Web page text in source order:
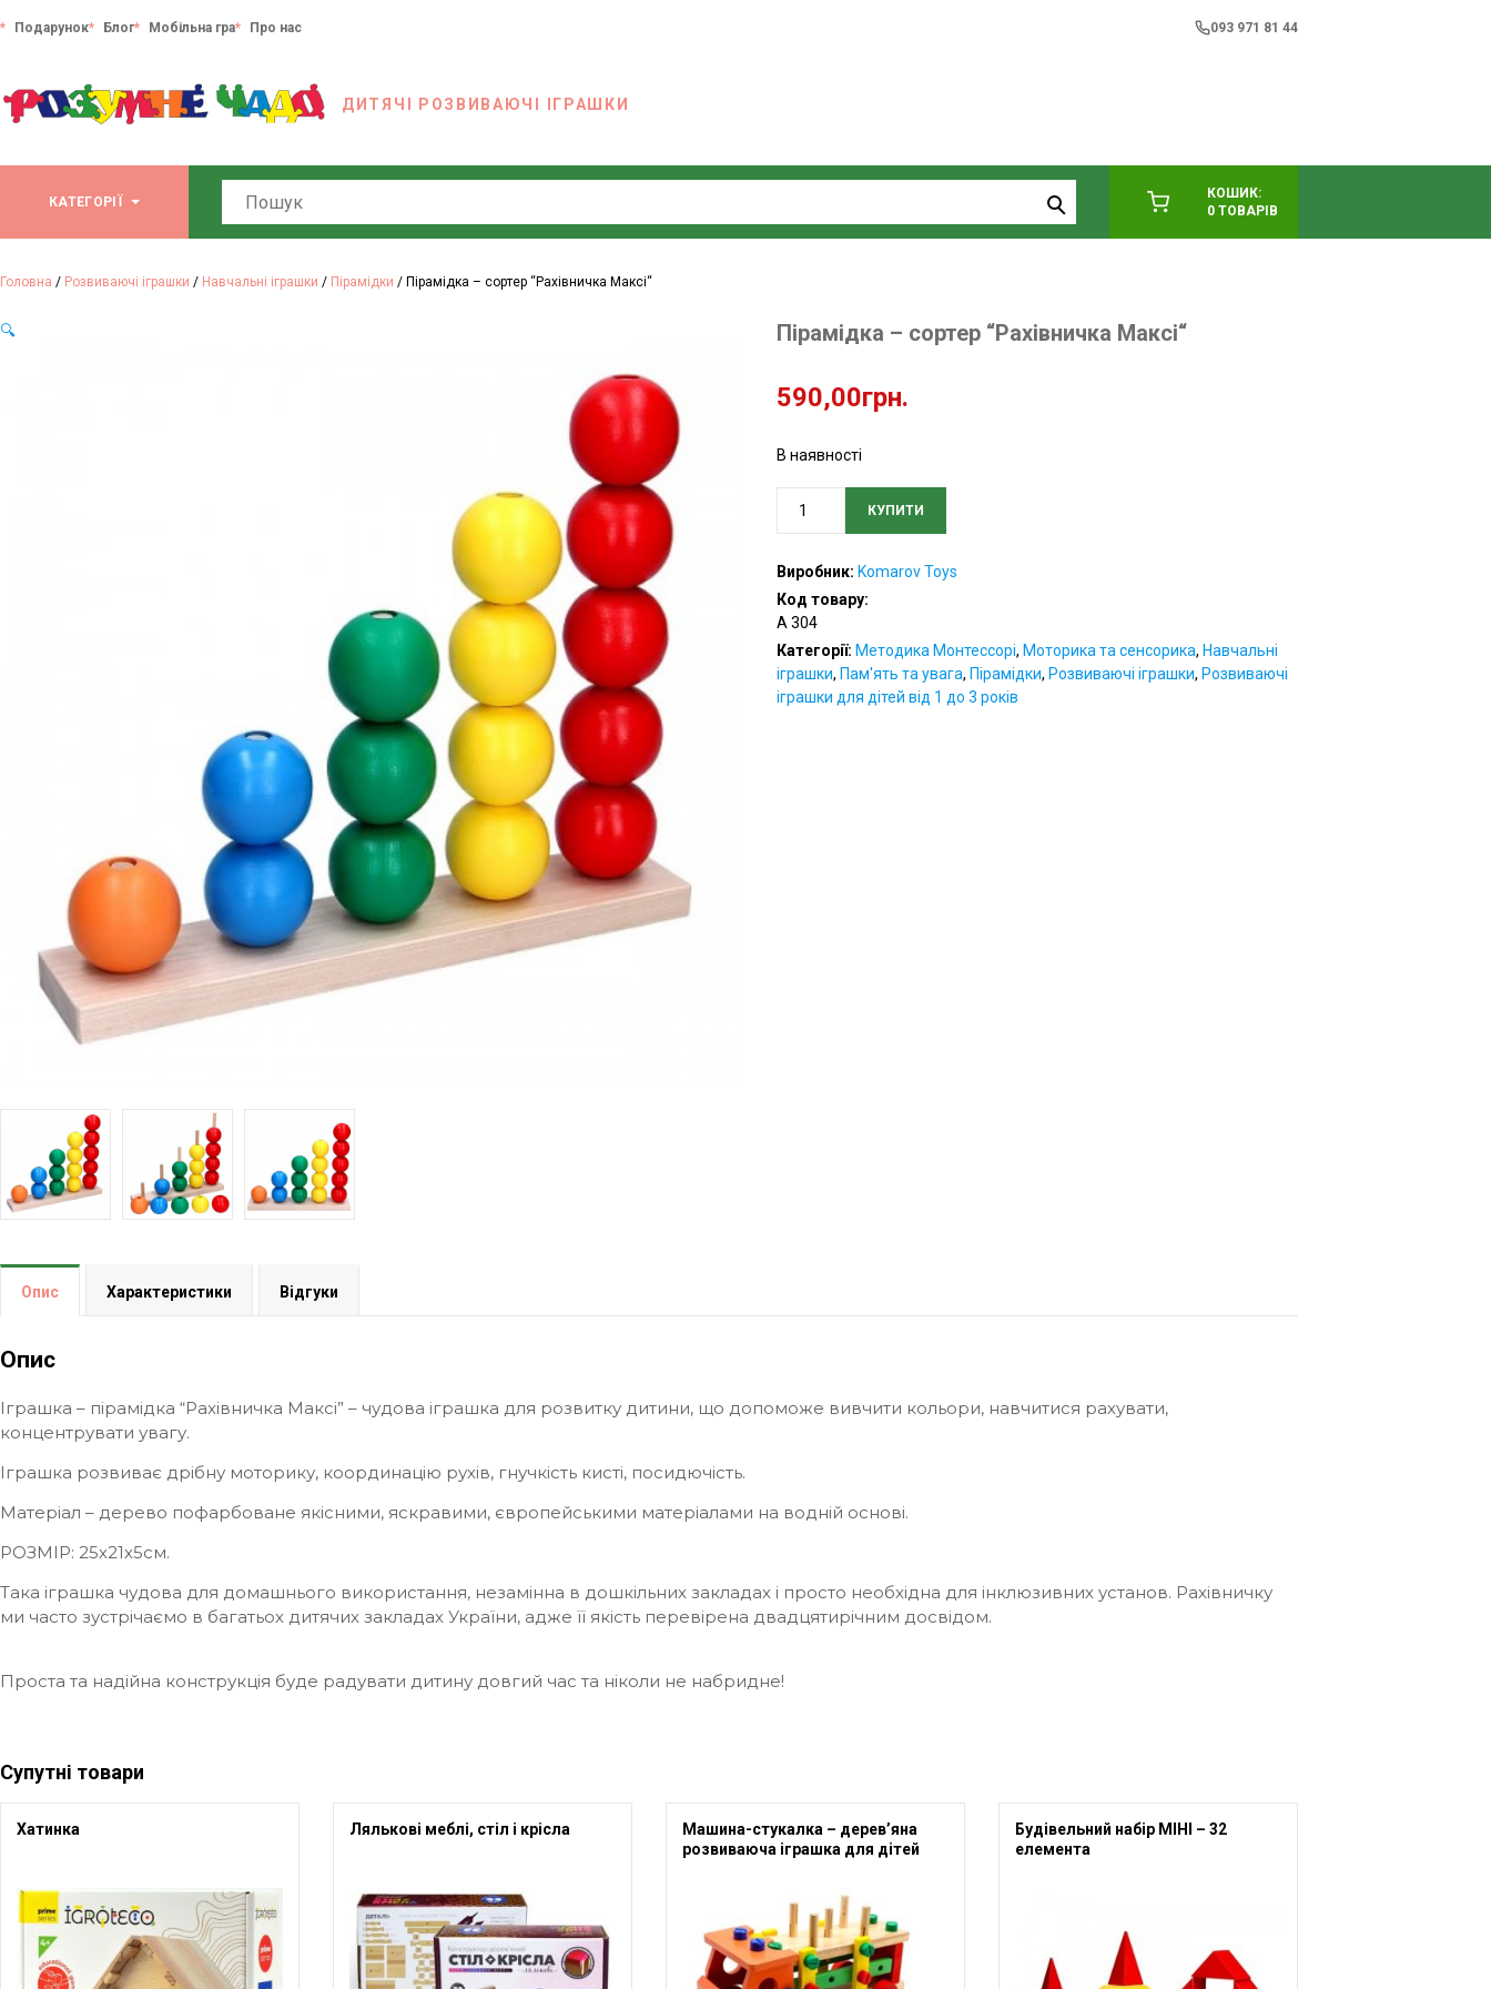
Подарунок Блог Мобільна гра Про нас 093 971 81 44
ДИТЯЧІ РОЗВИВАЮЧІ ІГРАШКИ
КАТЕГОРІЇ
КОШИК:
0 ТОВАРІВ
Головна / Розвиваючі іграшки / Навчальні іграшки / Пірамідки / Пірамідка – сортер “Рахівничка Максі“
🔍 Пірамідка – сортер “Рахівничка Максі“
590,00грн.
В наявності
Пірамідка
сортер
“Рахівничка
Максі“
КУПИТИ
Виробник: Komarov Toys
Код товару:
A 304
Категорії: Методика Монтессорі, Моторика та сенсорика, Навчальні
іграшки, Пам'ять та увага, Пірамідки, Розвиваючі іграшки, Розвиваючі
іграшки для дітей від 1 до 3 років
Опис Характеристики Відгуки
Опис
Іграшка – пірамідка “Рахівничка Максі” – чудова іграшка для розвитку дитини, що допоможе вивчити кольори, навчитися рахувати,
концентрувати увагу.
Іграшка розвиває дрібну моторику, координацію рухів, гнучкість кисті, посидючість.
Матеріал – дерево пофарбоване якісними, яскравими, європейськими матеріалами на водній основі.
РОЗМІР: 25х21х5см.
Така іграшка чудова для домашнього використання, незамінна в дошкільних закладах і просто необхідна для інклюзивних установ. Рахівничку
ми часто зустрічаємо в багатьох дитячих закладах України, адже її якість перевірена двадцятирічним досвідом.
Проста та надійна конструкція буде радувати дитину довгий час та ніколи не набридне!
Супутні товари
Хатинка Лялькові меблі, стіл і крісла
Машина-стукалка – дерев’яна
розвиваюча іграшка для дітей
Будівельний набір МІНІ – 32
елемента